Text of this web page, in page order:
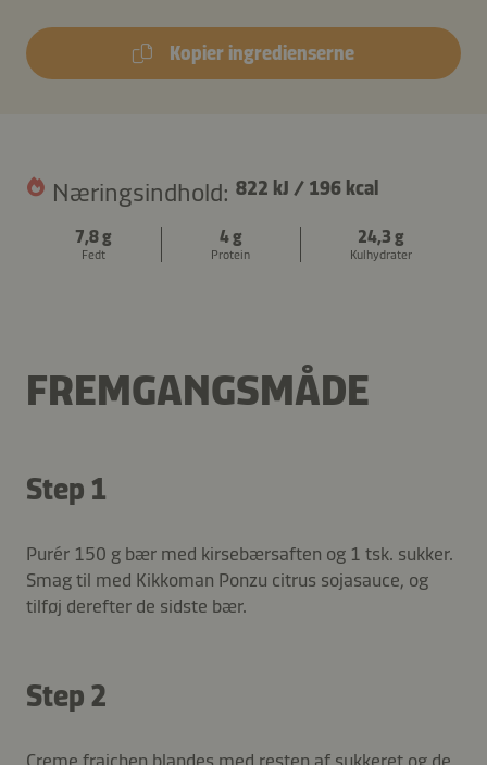
Kopier ingredienserne
Næringsindhold: 822 kJ / 196 kcal
7,8 g
Fedt
4 g
Protein
24,3 g
Kulhydrater
FREMGANGSMÅDE
Step 1
Purér 150 g bær med kirsebærsaften og 1 tsk. sukker.
Smag til med Kikkoman Ponzu citrus sojasauce, og
tilføj derefter de sidste bær.
Step 2
Creme fraichen blandes med resten af sukkeret og de